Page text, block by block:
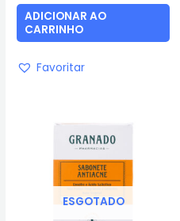
5
ADICIONAR AO
CARRINHO
Favoritar
ESGOTADO